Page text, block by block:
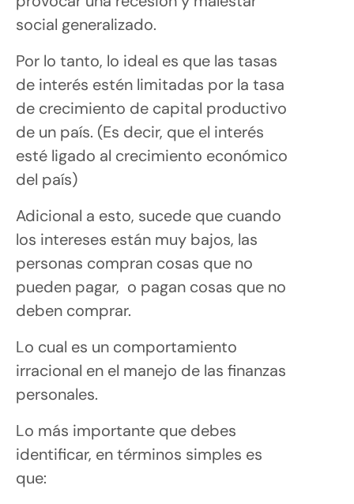
social generalizado.
Por lo tanto, lo ideal es que las tasas
de interés estén limitadas por la tasa
de crecimiento de capital productivo
de un país. (Es decir, que el interés
esté ligado al crecimiento económico
del país)
Adicional a esto, sucede que cuando
los intereses están muy bajos, las
personas compran cosas que no
pueden pagar, o pagan cosas que no
deben comprar.
Lo cual es un comportamiento
irracional en el manejo de las finanzas
personales.
Lo más importante que debes
identificar, en términos simples es
que: